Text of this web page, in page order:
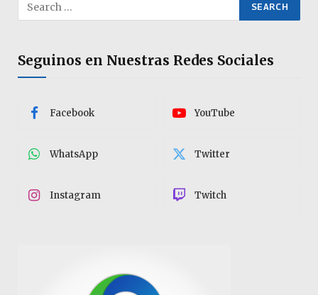
Seguinos en Nuestras Redes Sociales
Facebook YouTube
WhatsApp Twitter
Instagram Twitch